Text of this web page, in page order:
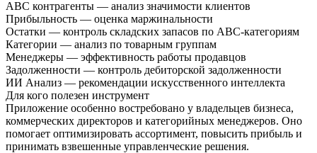
ABC контрагенты — анализ значимости клиентов
Прибыльность — оценка маржинальности
Остатки — контроль складских запасов по ABC-категориям
Категории — анализ по товарным группам
Менеджеры — эффективность работы продавцов
Задолженности — контроль дебиторской задолженности
ИИ Анализ — рекомендации искусственного интеллекта
Для кого полезен инструмент
Приложение особенно востребовано у владельцев бизнеса,
коммерческих директоров и категорийных менеджеров. Оно
помогает оптимизировать ассортимент, повысить прибыль и
принимать взвешенные управленческие решения.